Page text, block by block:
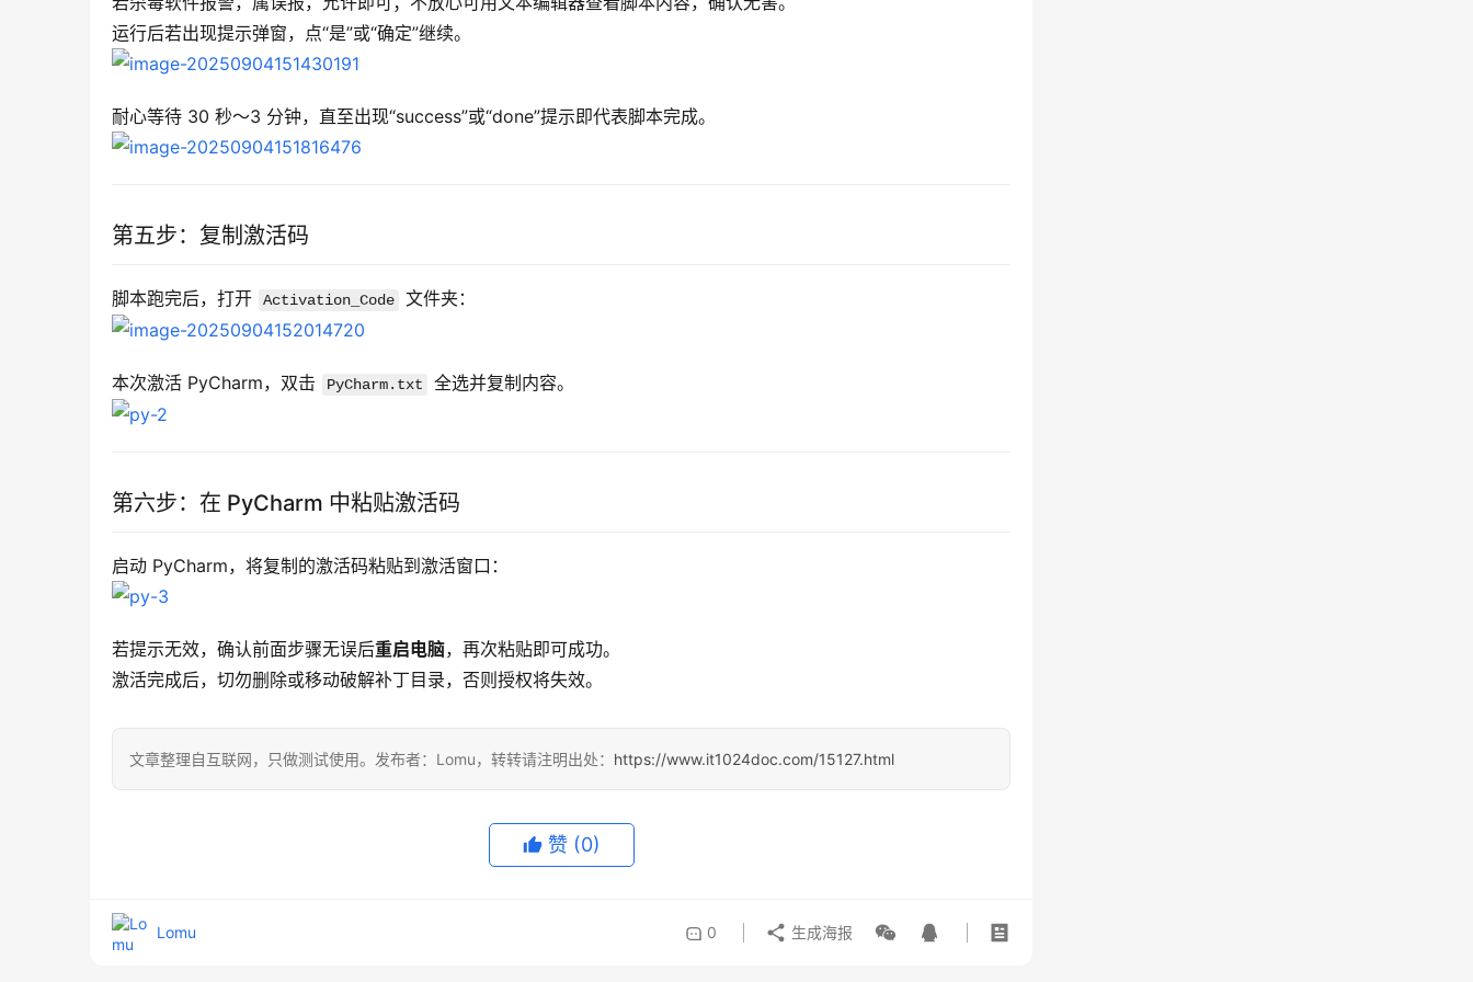
运行后若出现提示弹窗，点“是”或“确定”继续。
耐心等待 30 秒～3 分钟，直至出现“success”或“done”提示即代表脚本完成。
第五步：复制激活码
脚本跑完后，打开 Activation_Code 文件夹：
本次激活 PyCharm，双击 PyCharm.txt 全选并复制内容。
第六步：在 PyCharm 中粘贴激活码
启动 PyCharm，将复制的激活码粘贴到激活窗口：
若提示无效，确认前面步骤无误后重启电脑，再次粘贴即可成功。
激活完成后，切勿删除或移动破解补丁目录，否则授权将失效。
文章整理自互联网，只做测试使用。发布者：Lomu，转转请注明出处： https://www.it1024doc.com/15127.html
赞 (0)
Lomu 0 生成海报